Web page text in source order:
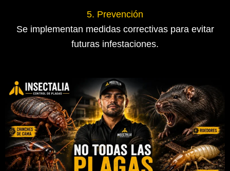
5. Prevención
Se implementan medidas correctivas para evitar
futuras infestaciones.